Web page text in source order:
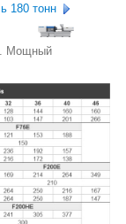
180 тонн
Мощный